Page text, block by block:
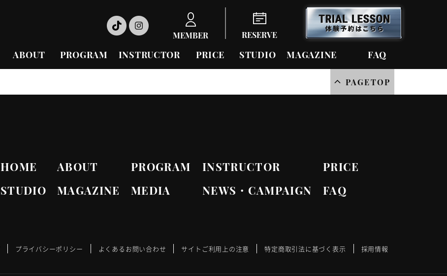
MEMBER RESERVE
ABOUT PROGRAM INSTRUCTOR PRICE STUDIO MAGAZINE FAQ
PAGETOP
HOME ABOUT PROGRAM INSTRUCTOR
PRICE
STUDIO
MAGAZINE MEDIA NEWS・CAMPAIGN FAQ
プライバシーポリシー よくあるお問い合わせ サイトご利用上の注意 特定商取引法に基づく表示 採用情報